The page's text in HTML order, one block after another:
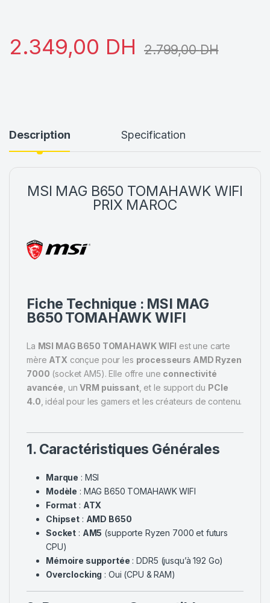
2.349,00 DH 2.799,00DH
Description Specification
MSI MAG B650 TOMAHAWK WIFI
PRIX MAROC
Fiche Technique : MSI MAG
B650 TOMAHAWK WIFI
La MSI MAG B650 TOMAHAWK WIFI est une carte
mère ATX conçue pour les processeurs AMD Ryzen
7000 (socket AM5). Elle offre une connectivité
avancée , unVRM puissant, et le support du PCIe
4.0 , idéal pour les gamers et les créateurs de contenu.
1. Caractéristiques Générales
Marque : MSI
Modèle : MAG B650 TOMAHAWK WIFI
Format : ATX
Chipset : AMD B650
Socket : AM5 (supporte Ryzen 7000 et futurs
CPU)
Mémoire supportée : DDR5 (jusqu’à 192 Go)
Overclocking : Oui (CPU & RAM)